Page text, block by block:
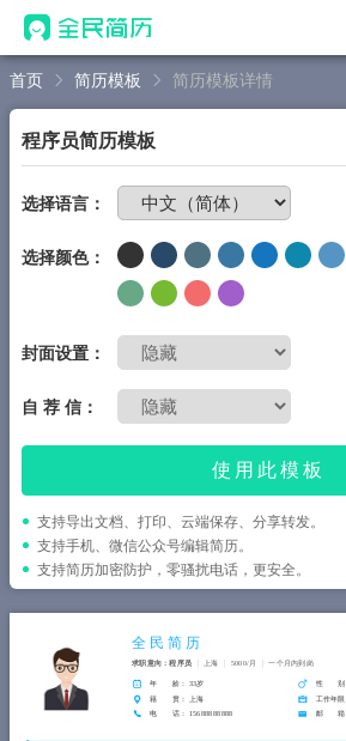
首页
AI 简历工具
AI 优化简历
AI 翻译简历
AI 诊断简历
AI 模拟面试
面试自我介绍
简历教程
登录 / 注册
首页 简历模板 简历模板详情
程序员简历模板
选择语言：
选择颜色：
封面设置：
自 荐 信：
使用此模板
支持导出文档、打印、云端保存、分享转发。
支持手机、微信公众号编辑简历。
支持简历加密防护，零骚扰电话，更安全。
全民简历
求职意向：程序员 上海 5000/月 一个月内到岗
年 龄： 33岁 性 别
籍 贯： 上海 工作年限
电 话： 15688888888 邮 箱